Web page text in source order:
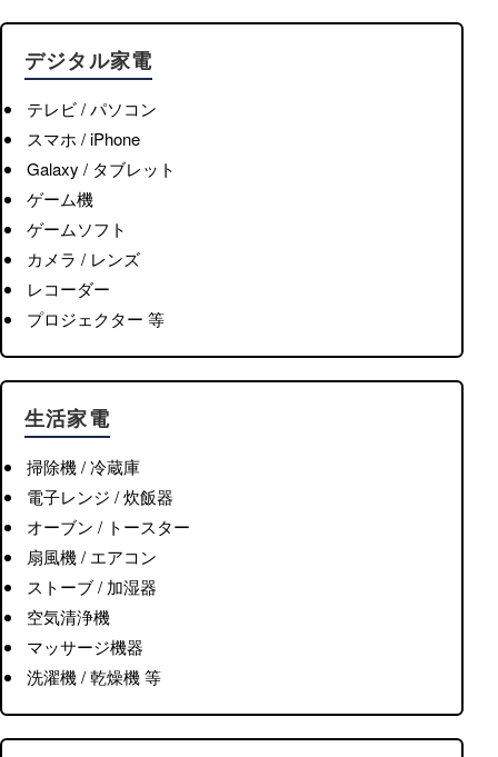
デジタル家電
テレビ / パソコン
スマホ / iPhone
Galaxy / タブレット
ゲーム機
ゲームソフト
カメラ / レンズ
レコーダー
プロジェクター 等
生活家電
掃除機 / 冷蔵庫
電子レンジ / 炊飯器
オーブン / トースター
扇風機 / エアコン
ストーブ / 加湿器
空気清浄機
マッサージ機器
洗濯機 / 乾燥機 等